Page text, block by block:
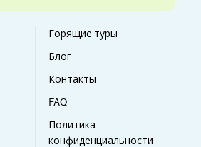
Горящие туры
Блог
Контакты
FAQ
Политика
конфиденциальности